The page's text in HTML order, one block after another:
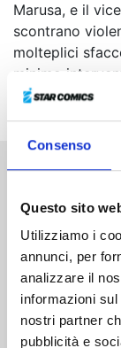
Consenso
Questo sito
Utilizziamo i
annunci, per
analizzare il
informazioni
nostri partner
pubblicità e
Marusa, e il
scontrano
molteplici
minimo
realtà...
Altri